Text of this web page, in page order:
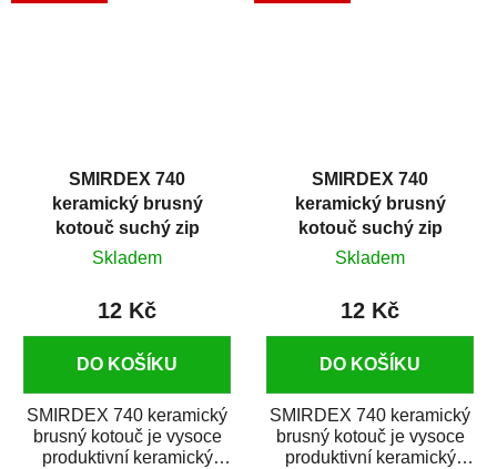
SMIRDEX 740
keramický brusný
kotouč suchý zip
D150mm 15D P400
Skladem
12 Kč
DO KOŠÍKU
SMIRDEX 740 keramický
brusný kotouč je vysoce
produktivní keramický
SMIRDEX 740
keramický brusný
kotouč suchý zip
D150mm 15D P500
Skladem
12 Kč
DO KOŠÍKU
SMIRDEX 740 keramický
brusný kotouč je vysoce
produktivní keramický